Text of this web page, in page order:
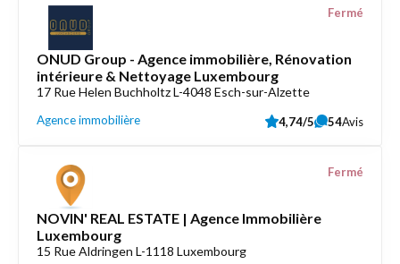
ONUD Group - Agence immobilière, Rénovation
intérieure & Nettoyage Luxembourg
17 Rue Helen Buchholtz L-4048 Esch-sur-Alzette
Agence immobilière
Fermé
4,74/5 54Avis
NOVIN' REAL ESTATE | Agence Immobilière
Luxembourg
15 Rue Aldringen L-1118 Luxembourg
Fermé